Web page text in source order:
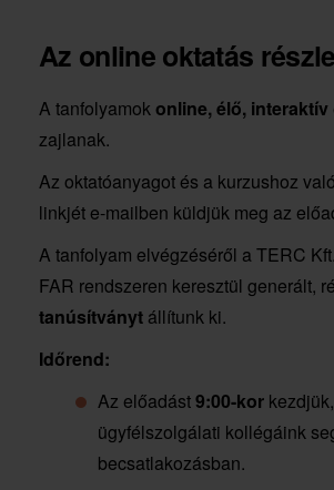
Az online oktatás
A tanfolyamokonline, élő, interaktív
zajlanak.
Az oktatóanyagot és a kurzushoz
linkjét e-mailben küldjük meg az
A tanfolyam elvégzéséről a TERC
FAR rendszeren keresztül generált,
tanúsítványt állítunk ki.
Időrend:
Az előadást9:00-kor
ügyfélszolgálati kollégáink
becsatlakozásban.